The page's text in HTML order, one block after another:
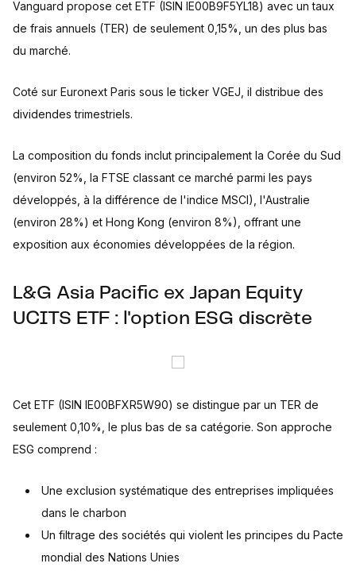
Vanguard propose cet ETF (ISIN IE00B9F5YL18) avec un taux
de frais annuels (TER) de seulement 0,15%, un des plus bas
du marché.
Coté sur Euronext Paris sous le ticker VGEJ, il distribue des
dividendes trimestriels.
La composition du fonds inclut principalement la Corée du Sud
(environ 52%, la FTSE classant ce marché parmi les pays
développés, à la différence de l'indice MSCI), l'Australie
(environ 28%) et Hong Kong (environ 8%), offrant une
exposition aux économies développées de la région.
L&G Asia Pacific ex Japan Equity
UCITS ETF : l'option ESG discrète
Cet ETF (ISIN IE00BFXR5W90) se distingue par un TER de
seulement 0,10%, le plus bas de sa catégorie. Son approche
ESG comprend :
Une exclusion systématique des entreprises impliquées
dans le charbon
Un filtrage des sociétés qui violent les principes du Pacte
mondial des Nations Unies